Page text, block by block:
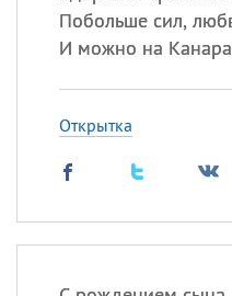
Побольше сил,
И можно на
Открытка